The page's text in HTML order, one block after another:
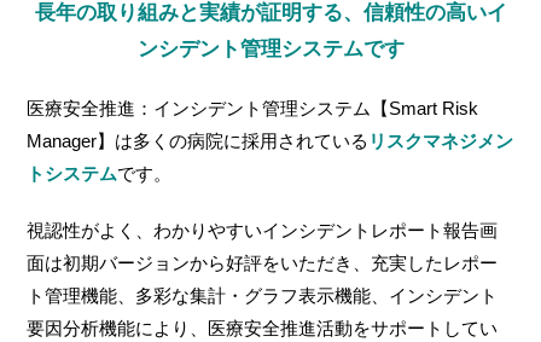
長年の取り組みと実績が証明する、信頼性の高いイ
ンシデント管理システムです
医療安全推進：インシデント管理システム【Smart Risk
Manager】は多くの病院に採用されている リスクマネジメン
トシステムです。
視認性がよく、わかりやすいインシデントレポート報告画
面は初期バージョンから好評をいただき、充実したレポー
ト管理機能、多彩な集計・グラフ表示機能、インシデント
要因分析機能により、医療安全推進活動をサポートしてい